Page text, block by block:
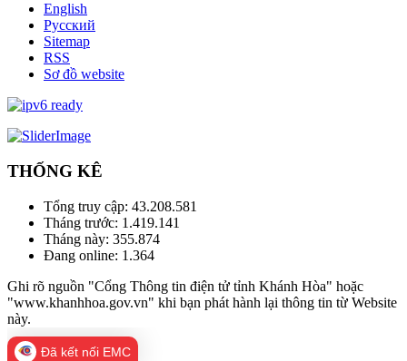
English
Русский
Sitemap
RSS
Sơ đồ website
THỐNG KÊ
Tổng truy cập: 43.208.581
Tháng trước: 1.419.141
Tháng này: 355.874
Đang online: 1.364
Ghi rõ nguồn "Cổng Thông tin điện tử tỉnh Khánh Hòa" hoặc
"www.khanhhoa.gov.vn" khi bạn phát hành lại thông tin từ Website
này.
Đã kết nối EMC